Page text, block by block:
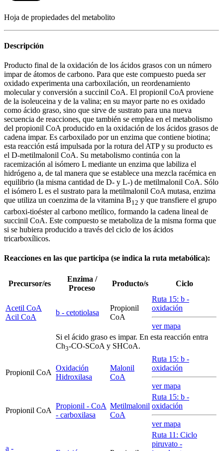
Hoja de propiedades del metabolito
Descripción
Producto final de la oxidación de los ácidos grasos con un número
impar de átomos de carbono. Para que este compuesto pueda ser
oxidado experimenta una carboxilación, un reordenamiento
molecular y conversión a succinil CoA. El propionil CoA proviene
de la isoleuceina y de la valina; en su mayor parte no es oxidado
como ácido graso, sino que sirve de sustrato para una nueva
secuencia de reacciones, que también se emplea en el metabolismo
del propionil CoA producido en la oxidación de los ácidos grasos de
cadena impar. Es carboxilado por un enzima que contiene biotina;
esta reacción está impulsada por la rotura del ATP y su producto es
el D-metilmalonil CoA. Su metabolismo continúa con la
racemización al isómero L mediante un enzima que labiliza el
hidrógeno a, de tal manera que se establece una mezcla racémica en
equilibrio (la misma cantidad de D- y L-) de metilmalonil CoA. Sólo
el isómero L es el sustrato para la metilmalonil CoA mutasa, enzima
que utiliza un coenzima de la vitamina B12 y que transfiere el grupo
carboxi-tioéster al carbono metílico, formando la cadena lineal de
succinil CoA. Este compuesto se metaboliza de la misma forma que
si se hubiera producido a través del ciclo de los ácidos
tricarboxílicos.
Reacciones en las que participa (se indica la ruta metabólica):
Precursor/es
Enzima /
Proceso
Producto/s Ciclo
Acetil CoA
Acil CoA
b - cetotiolasa
Propionil
CoA
Ruta 15: b -
oxidación
ver mapa
Si el ácido graso es impar. En esta reacción entra
Ch3-CO-SCoA y SHCoA.
Propionil CoA
Oxidación
Hidroxilasa
Malonil
CoA
Ruta 15: b -
oxidación
ver mapa
Propionil CoA
Propionil - CoA
- carboxilasa
Metilmalonil
CoA
Ruta 15: b -
oxidación
ver mapa
a -
Ruta 11: Ciclo
piruvato -